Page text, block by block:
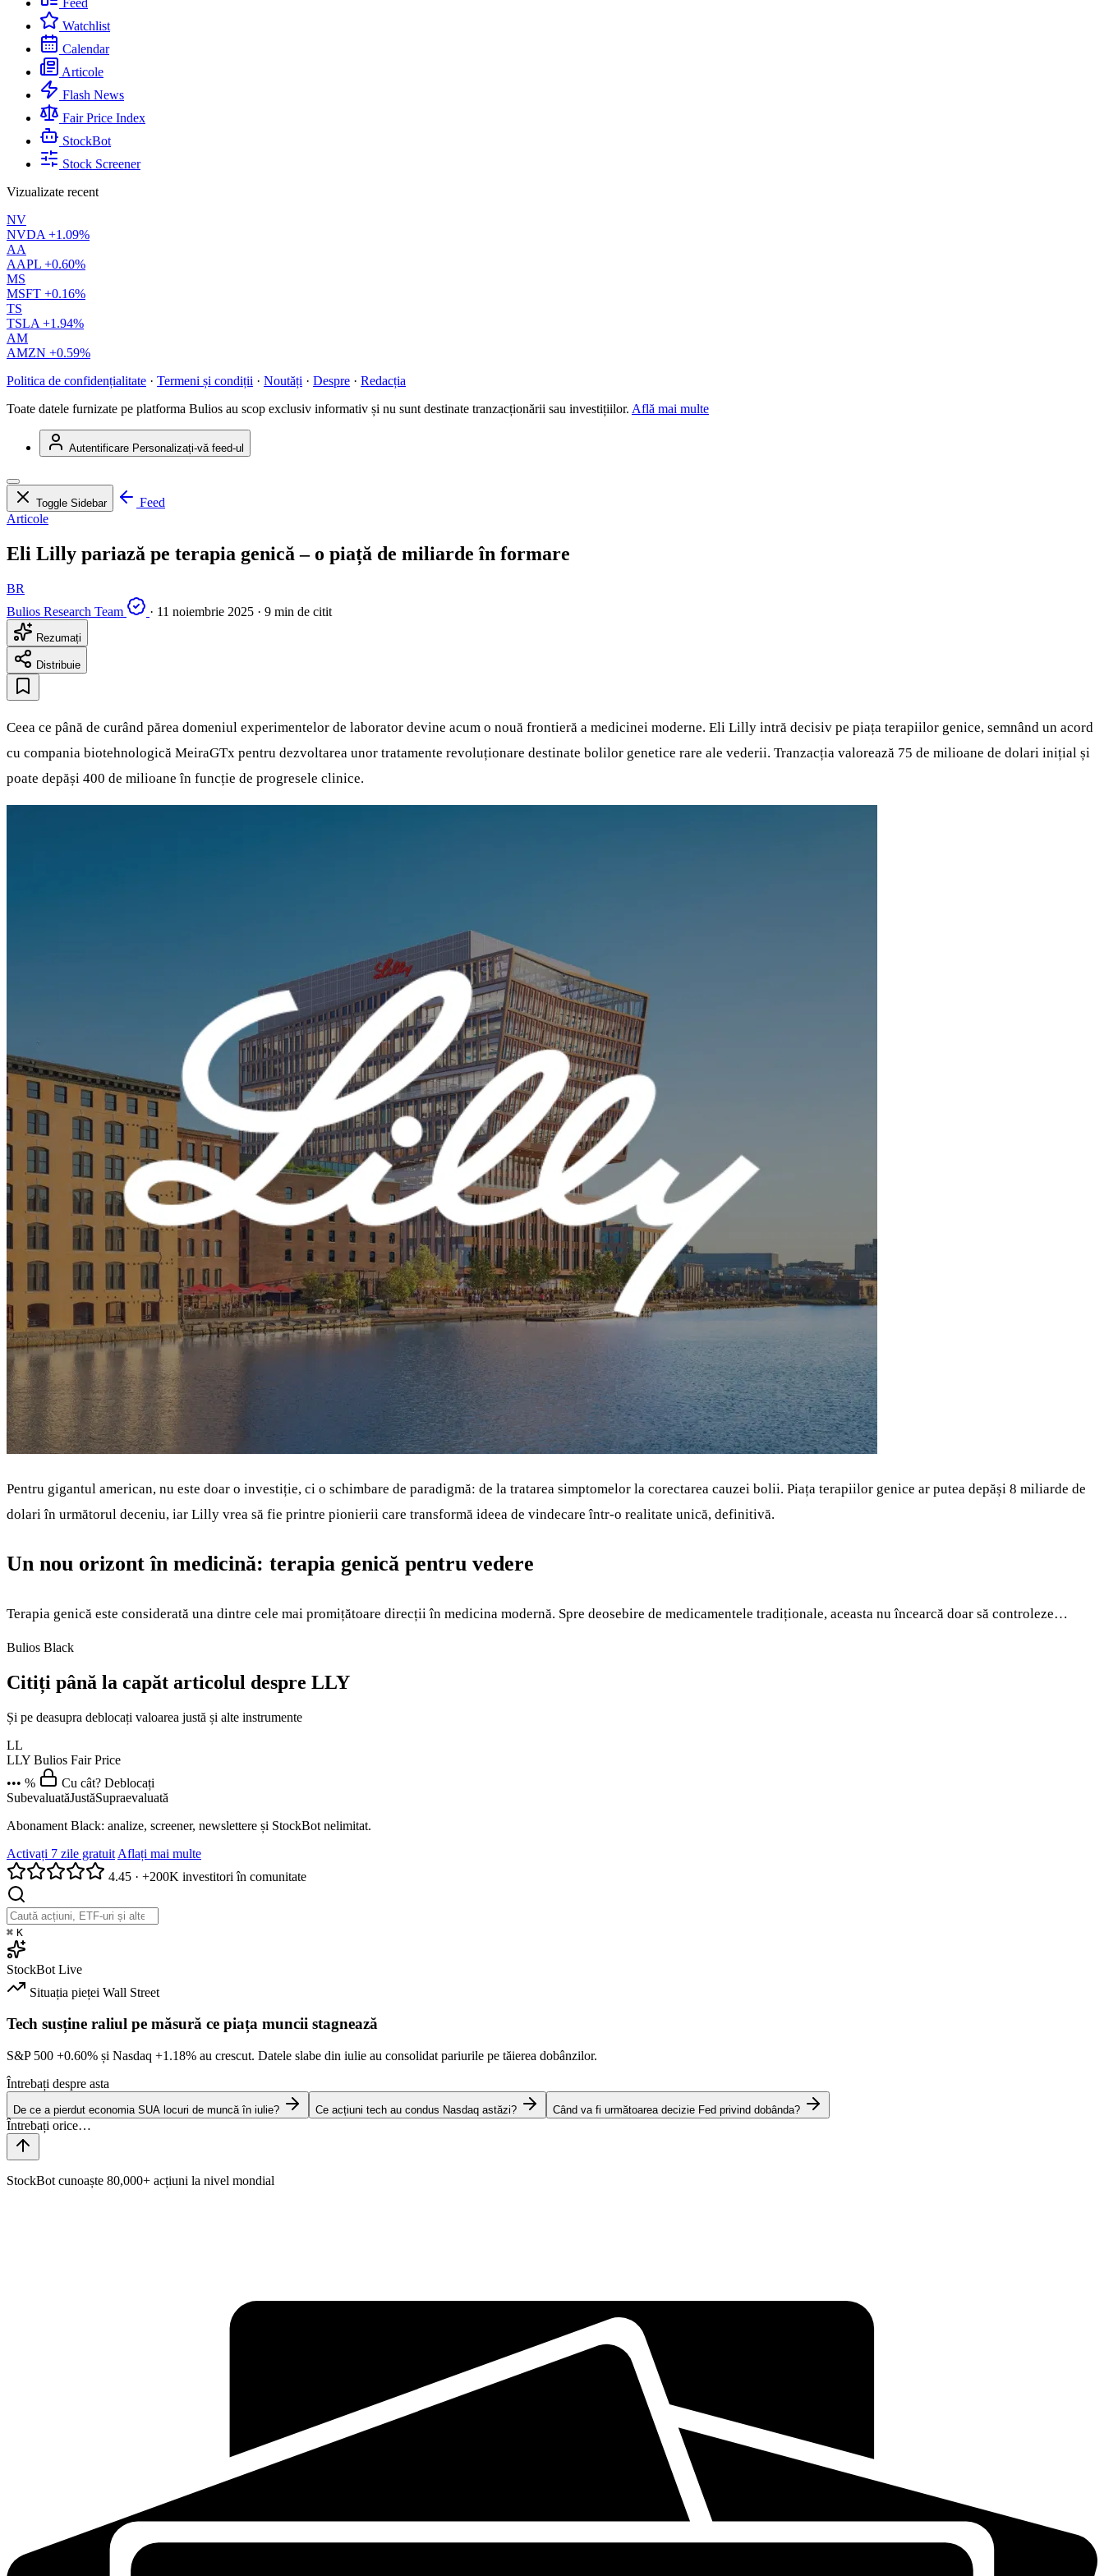
Feed
Watchlist
Calendar
Articole
Flash News
Fair Price Index
StockBot
Stock Screener
Vizualizate recent
NV
NVDA +1.09%
AA
AAPL +0.60%
MS
MSFT +0.16%
TS
TSLA +1.94%
AM
AMZN +0.59%
Politica de confidențialitate · Termeni și condiții · Noutăți · Despre · Redacția
Toate datele furnizate pe platforma Bulios au scop exclusiv informativ și nu sunt destinate tranzacționării sau investițiilor. Află mai multe
Autentificare Personalizați-vă feed-ul
Toggle Sidebar
Feed
Articole
Eli Lilly pariază pe terapia genică – o piață de miliarde în formare
BR
Bulios Research Team
· 11 noiembrie 2025 · 9 min de citit
Rezumați
Distribuie
Ceea ce până de curând părea domeniul experimentelor de laborator devine acum o nouă frontieră a medicinei moderne. Eli Lilly intră decisiv pe piața terapiilor genice, semnând un acord
cu compania biotehnologică MeiraGTx pentru dezvoltarea unor tratamente revoluționare destinate bolilor genetice rare ale vederii. Tranzacția valorează 75 de milioane de dolari inițial și
poate depăși 400 de milioane în funcție de progresele clinice.
Pentru gigantul american, nu este doar o investiție, ci o schimbare de paradigmă: de la tratarea simptomelor la corectarea cauzei bolii. Piața terapiilor genice ar putea depăși 8 miliarde de
dolari în următorul deceniu, iar Lilly vrea să fie printre pionierii care transformă ideea de vindecare într-o realitate unică, definitivă.
Un nou orizont în medicină: terapia genică pentru vedere
Terapia genică este considerată una dintre cele mai promițătoare direcții în medicina modernă. Spre deosebire de medicamentele tradiționale, aceasta nu încearcă doar să controleze…
Bulios Black
Citiți până la capăt articolul despre LLY
Și pe deasupra deblocați valoarea justă și alte instrumente
LL
LLY Bulios Fair Price
••• %
Cu cât? Deblocați
SubevaluatăJustăSupraevaluată
Abonament Black: analize, screener, newslettere și StockBot nelimitat.
Activați 7 zile gratuit Aflați mai multe
4.45 · +200K investitori în comunitate
⌘ K
StockBot Live
Situația pieței Wall Street
Tech susține raliul pe măsură ce piața muncii stagnează
S&P 500 +0.60% și Nasdaq +1.18% au crescut. Datele slabe din iulie au consolidat pariurile pe tăierea dobânzilor.
Întrebați despre asta
De ce a pierdut economia SUA locuri de muncă în iulie? Ce acțiuni tech au condus Nasdaq astăzi? Când va fi următoarea decizie Fed privind dobânda?
StockBot cunoaște 80,000+ acțiuni la nivel mondial